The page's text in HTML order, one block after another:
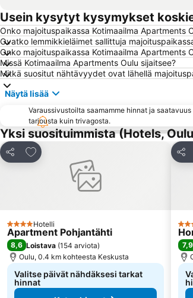
Usein kysytyt kysymykset
Onko majoituspaikassa Kotimaailma Apartments
Ovatko lemmikkieläimet sallittuja
Onko majoituspaikassa Kotimaailma Apartments
Missä Kotimaailma Apartments Oulu sijaitsee?
Mitkä suositut nähtävyydet ovat lähellä
Näytä lisää
Varaussivustoilta saamamme hinnat ja
tarjousta kuin trivagosta.
Yksi suosituimmista (Hotels,
Jaa
Lisää suosikkeihin
4 Tähtiluokitus
Hotelli
Apartment Pohjantähti
8,6 Loistava (154 arviota)
Oulu, 0.4 km kohteesta Keskusta
Valitse päivät nähdäksesi tarkat
hinnat
Jaa
4
7,9